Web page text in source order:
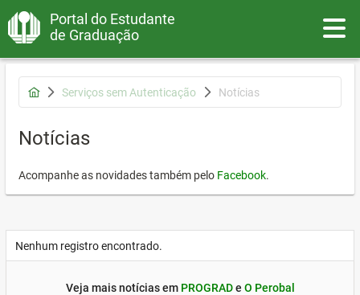
Portal do Estudante
de Graduação
Serviços sem Autenticação Notícias
Notícias
Acompanhe as novidades também pelo Facebook.
Nenhum registro encontrado.
Veja mais notícias em PROGRADe O Perobal